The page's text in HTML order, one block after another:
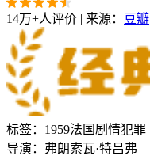
14万+人评价 | 来源： 豆瓣
标签： 1959法国 剧情犯罪
导演： 弗朗索瓦·特吕弗